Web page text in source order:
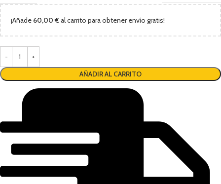
¡Añade 60,00 €al carrito para obtener envío gratis!
AÑADIR AL CARRITO